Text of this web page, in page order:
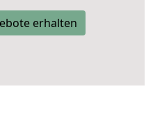
erhalten